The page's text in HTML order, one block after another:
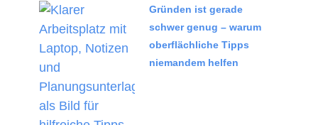
Gründen ist gerade
schwer genug – warum
oberflächliche Tipps
niemandem helfen